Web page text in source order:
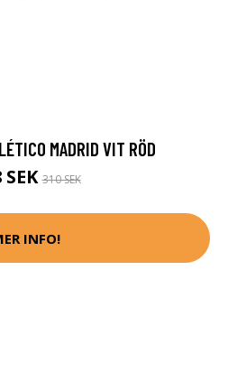
MADRID VIT RÖD
SEK310 SEK
INFO!